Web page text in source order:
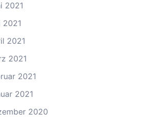
2021
2021
2021
2021
2021
2021
2020